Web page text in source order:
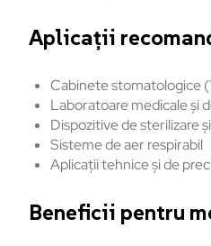
Aplicații
Cabinete stomatologice
Laboratoare medicale și
Dispozitive de sterilizare
Sisteme de aer respirabil
Aplicații tehnice și de
Beneficii pentru